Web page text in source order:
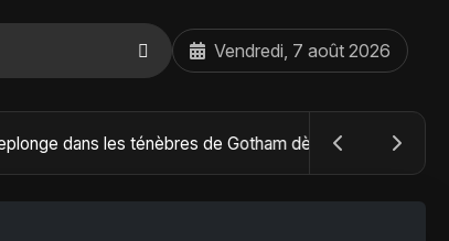
Vendredi, 7 août 2026
The Batman : Part II – Robert Pattinson replonge dans les ténèbres de Gotham dès octobre 2027